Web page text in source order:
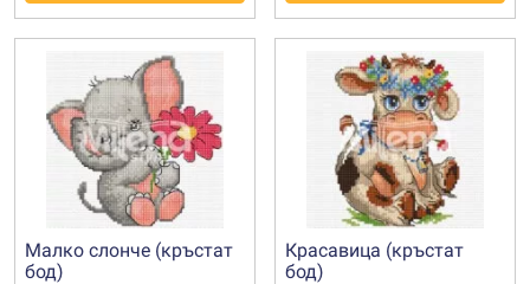
Малко слонче (кръстат
бод)
Красавица (кръстат
бод)